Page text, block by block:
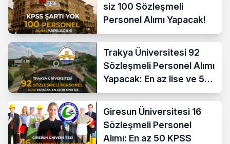
siz 100 Sözleşmeli
Personel Alımı Yapacak!
Trakya Üniversitesi 92
Sözleşmeli Personel Alımı
Yapacak: En az lise ve 50
KPSS İle
Giresun Üniversitesi 16
Sözleşmeli Personel
Alımı: En az 50 KPSS